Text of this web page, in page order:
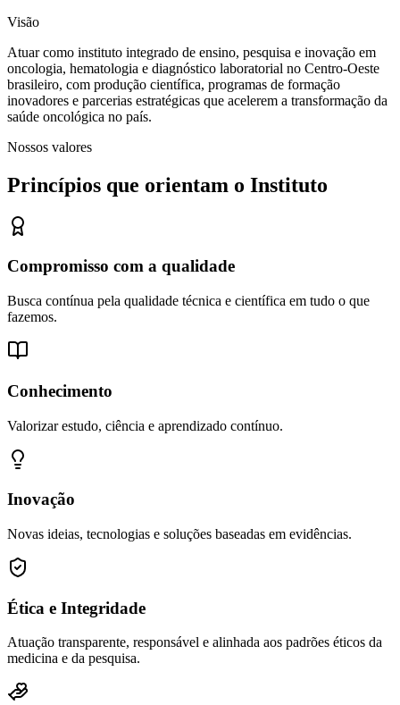
Visão
Atuar como instituto integrado de ensino, pesquisa e inovação em
oncologia, hematologia e diagnóstico laboratorial no Centro-Oeste
brasileiro, com produção científica, programas de formação
inovadores e parcerias estratégicas que acelerem a transformação da
saúde oncológica no país.
Nossos valores
Princípios que orientam o Instituto
Compromisso com a qualidade
Busca contínua pela qualidade técnica e científica em tudo o que
fazemos.
Conhecimento
Valorizar estudo, ciência e aprendizado contínuo.
Inovação
Novas ideias, tecnologias e soluções baseadas em evidências.
Ética e Integridade
Atuação transparente, responsável e alinhada aos padrões éticos da
medicina e da pesquisa.